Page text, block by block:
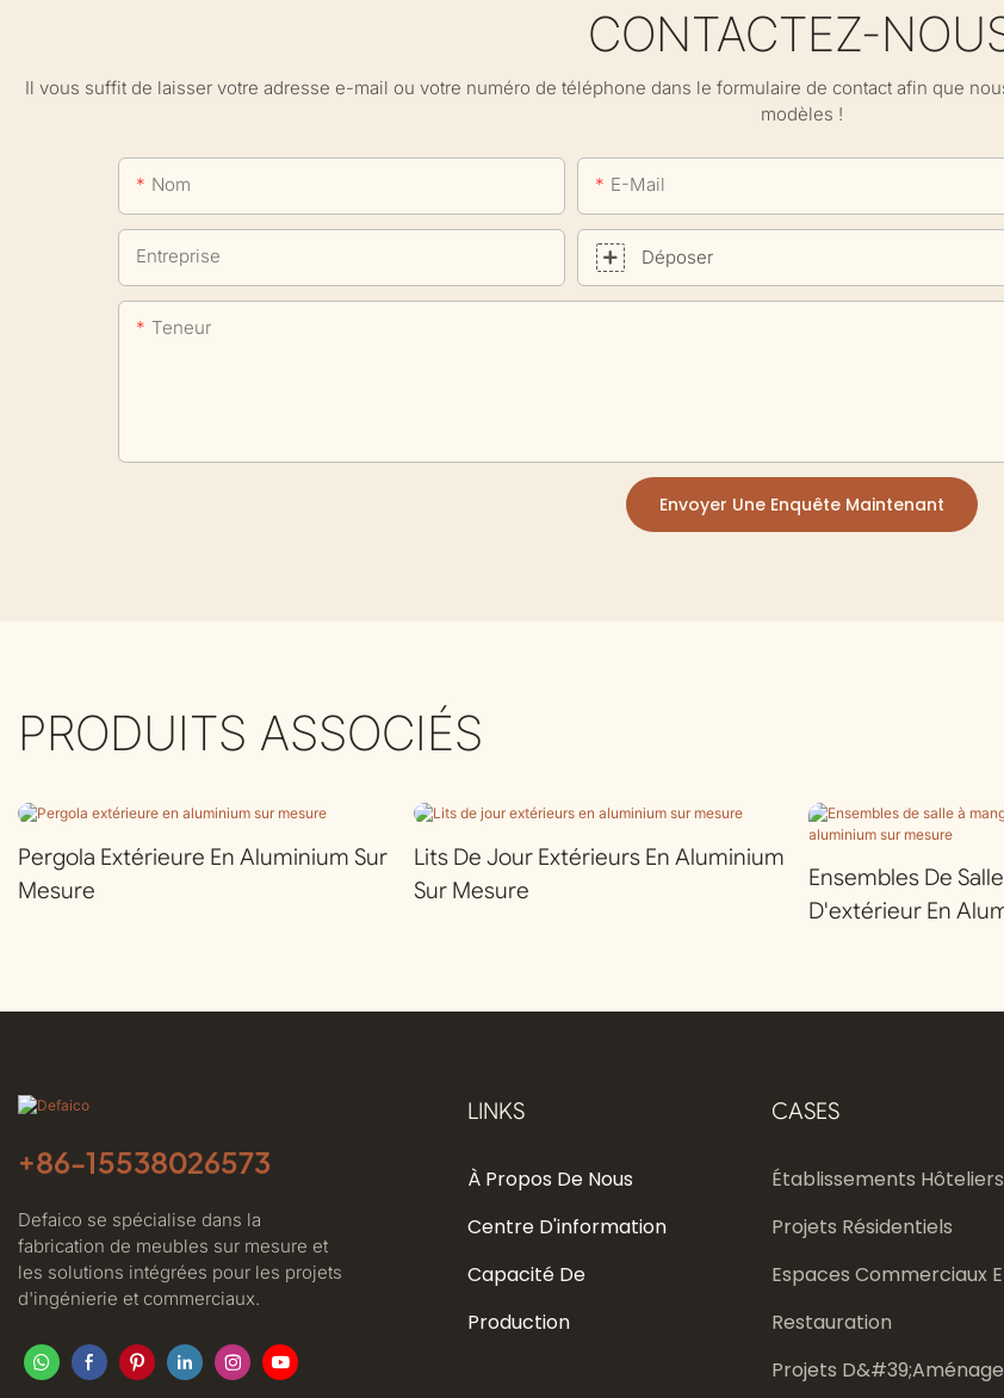
CONTACTEZ-
Il vous suffit de laisser votre adresse e-mail ou votre numéro de téléphone dans le formulaire de contact afin que
modèles !
Nom E-Mail
Entreprise Déposer
Teneur
Envoyer Une Enquête Maintenant
PRODUITS ASSOCIÉS
Pergola Extérieure En Aluminium Sur
Mesure
Lits De Jour Extérieurs En Aluminium
Sur Mesure
Ensembles De
D'extérieur En
+86-15538026573
Defaico se spécialise dans la
fabrication de meubles sur mesure et
les solutions intégrées pour les projets
d'ingénierie et commerciaux.
LINKS
À Propos De Nous
Centre D'information
Capacité De
Production
CASES
Établissements Hôteliers
Projets Résidentiels
Espaces Commerciaux
Restauration
Projets